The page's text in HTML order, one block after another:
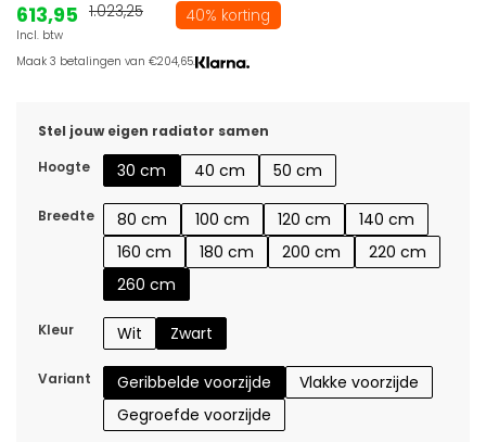
613,95
Incl. btw
1.023,25 40% korting
Maak 3 betalingen van €204,65.
Stel jouw eigen radiator samen
Hoogte
30 cm 40 cm 50 cm
Breedte 80 cm 100 cm 120 cm
140 cm
160 cm
180 cm 200 cm
220 cm
260 cm
Kleur Wit Zwart
Variant Geribbelde voorzijde
Vlakke voorzijde
Gegroefde voorzijde